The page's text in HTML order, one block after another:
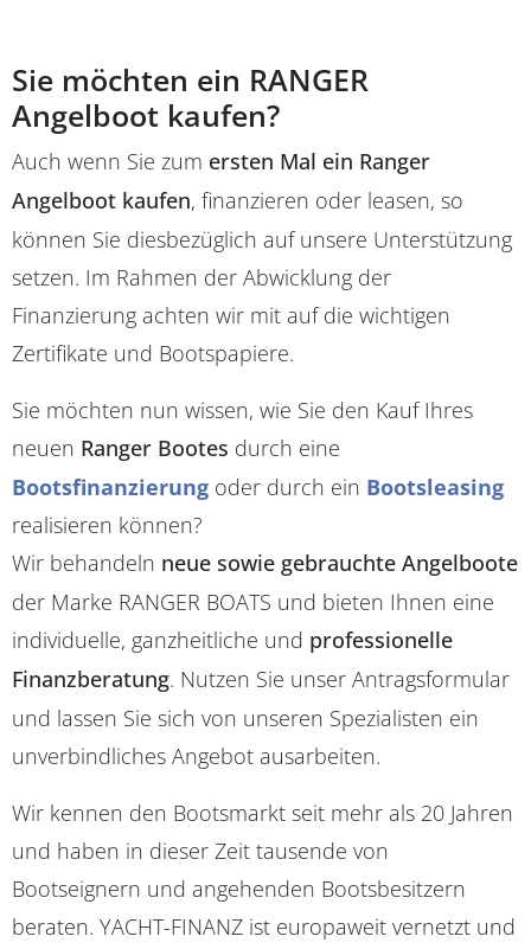
Sie möchten ein RANGER
Angelboot kaufen?
Auch wenn Sie zum ersten Mal ein Ranger
Angelboot kaufen, finanzieren oder leasen, so
können Sie diesbezüglich auf unsere Unterstützung
setzen. Im Rahmen der Abwicklung der
Finanzierung achten wir mit auf die wichtigen
Zertifikate und Bootspapiere.
Sie möchten nun wissen, wie Sie den Kauf Ihres
neuen Ranger Bootes durch eine
Bootsfinanzierung oder durch ein Bootsleasing
realisieren können?
Wir behandeln neue sowie gebrauchte Angelboote
der Marke RANGER BOATS und bieten Ihnen eine
individuelle, ganzheitliche und professionelle
Finanzberatung. Nutzen Sie unser Antragsformular
und lassen Sie sich von unseren Spezialisten ein
unverbindliches Angebot ausarbeiten.
Wir kennen den Bootsmarkt seit mehr als 20 Jahren
und haben in dieser Zeit tausende von
Bootseignern und angehenden Bootsbesitzern
beraten. YACHT-FINANZ ist europaweit vernetzt und